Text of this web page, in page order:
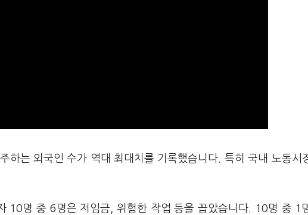
하는 외국인 수가 역대 최대치를 기록했습니다. 특히 국내 노동시
10명 중 6명은 저임금, 위험한 작업 등을 꼽았습니다. 10명 중 1